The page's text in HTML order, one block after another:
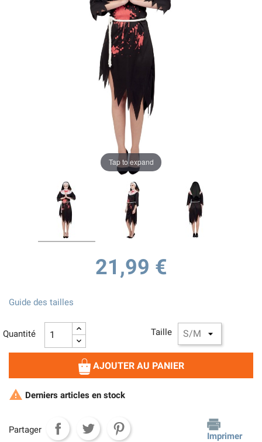
Tap to expand
21,99 €
Taille
Guide des tailles
Quantité
AJOUTER AU PANIER
 Derniers articles en stock
Partager
Imprimer